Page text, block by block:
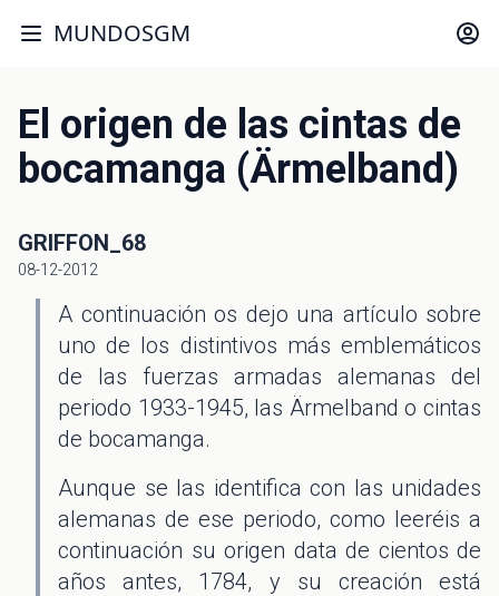
MUNDOSGM
El origen de las cintas de
bocamanga (Ärmelband)
GRIFFON_68
08-12-2012
A continuación os dejo una artículo sobre
uno de los distintivos más emblemáticos
de las fuerzas armadas alemanas del
periodo 1933-1945, las Ärmelband o cintas
de bocamanga.
Aunque se las identifica con las unidades
alemanas de ese periodo, como leeréis a
continuación su origen data de cientos de
años antes, 1784, y su creación está